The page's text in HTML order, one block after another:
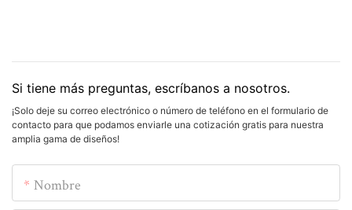
Si tiene más preguntas, escríbanos a nosotros.
¡Solo deje su correo electrónico o número de teléfono en el formulario de
contacto para que podamos enviarle una cotización gratis para nuestra
amplia gama de diseños!
Nombre